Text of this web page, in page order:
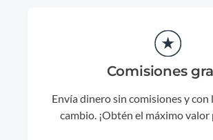
Comisiones
Envía dinero sin comisiones y con
cambio. ¡Obtén el máximo